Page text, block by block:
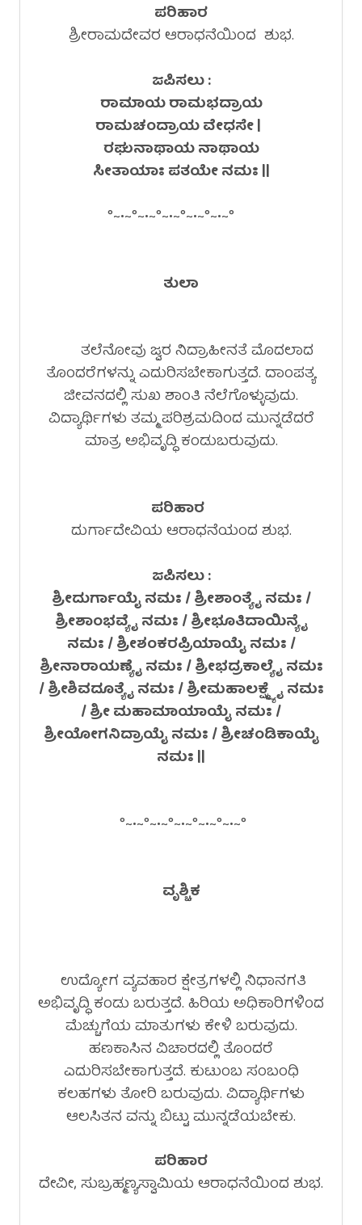
ಪರಿಹಾರ
ಶ್ರೀರಾಮದೇವರ ಆರಾಧನೆಯಿಂದ ಶುಭ.
ಜಪಿಸಲು :
ರಾಮಾಯ ರಾಮಭದ್ರಾಯ
ರಾಮಚಂದ್ರಾಯ ವೇಧಸೇ |
ರಘುನಾಥಾಯ ನಾಥಾಯ
ಸೀತಾಯಾಃ ಪತಯೇ ನಮಃ ||
°~•~°~•~°~•~°~•~°~•~°
ತುಲಾ
ತಲೆನೋವು ಜ್ವರ ನಿದ್ರಾಹೀನತೆ ಮೊದಲಾದ
ತೊಂದರೆಗಳನ್ನು ಎದುರಿಸಬೇಕಾಗುತ್ತದೆ. ದಾಂಪತ್ಯ
ಜೀವನದಲ್ಲಿ ಸುಖ ಶಾಂತಿ ನೆಲೆಗೊಳ್ಳುವುದು.
ವಿದ್ಯಾರ್ಥಿಗಳು ತಮ್ಮ ಪರಿಶ್ರಮದಿಂದ ಮುನ್ನಡೆದರೆ
ಮಾತ್ರ ಅಭಿವೃದ್ಧಿ ಕಂಡುಬರುವುದು.
ಪರಿಹಾರ
ದುರ್ಗಾದೇವಿಯ ಆರಾಧನೆಯಂದ ಶುಭ.
ಜಪಿಸಲು :
ಶ್ರೀದುರ್ಗಾಯೈ ನಮಃ / ಶ್ರೀಶಾಂತ್ಯೈ ನಮಃ /
ಶ್ರೀಶಾಂಭವ್ಯೈ ನಮಃ / ಶ್ರೀಭೂತಿದಾಯಿನ್ಯೈ
ನಮಃ / ಶ್ರೀಶಂಕರಪ್ರಿಯಾಯೈ ನಮಃ /
ಶ್ರೀನಾರಾಯಣ್ಯೈ ನಮಃ / ಶ್ರೀಭದ್ರಕಾಲ್ಯೈ ನಮಃ
/ ಶ್ರೀಶಿವದೂತ್ಯೈ ನಮಃ / ಶ್ರೀಮಹಾಲಕ್ಷ್ಮ್ಯೈ ನಮಃ
/ ಶ್ರೀ ಮಹಾಮಾಯಾಯೈ ನಮಃ /
ಶ್ರೀಯೋಗನಿದ್ರಾಯೈ ನಮಃ / ಶ್ರೀಚಂಡಿಕಾಯೈ
ನಮಃ ||
°~•~°~•~°~•~°~•~°~•~°
ವೃಶ್ಚಿಕ
ಉದ್ಯೋಗ ವ್ಯವಹಾರ ಕ್ಷೇತ್ರಗಳಲ್ಲಿ ನಿಧಾನಗತಿ
ಅಭಿವೃದ್ಧಿ ಕಂಡು ಬರುತ್ತದೆ. ಹಿರಿಯ ಅಧಿಕಾರಿಗಳಿಂದ
ಮೆಚ್ಚುಗೆಯ ಮಾತುಗಳು ಕೇಳಿ ಬರುವುದು.
ಹಣಕಾಸಿನ ವಿಚಾರದಲ್ಲಿ ತೊಂದರೆ
ಎದುರಿಸಬೇಕಾಗುತ್ತದೆ. ಕುಟುಂಬ ಸಂಬಂಧಿ
ಕಲಹಗಳು ತೋರಿ ಬರುವುದು. ವಿದ್ಯಾರ್ಥಿಗಳು
ಆಲಸಿತನ ವನ್ನು ಬಿಟ್ಟು ಮುನ್ನಡೆಯಬೇಕು.
ಪರಿಹಾರ
ದೇವೀ, ಸುಬ್ರಹ್ಮಣ್ಯಸ್ವಾಮಿಯ ಆರಾಧನೆಯಿಂದ ಶುಭ.